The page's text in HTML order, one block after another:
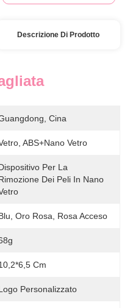
Descrizione Di Prodotto
Cina
ABS+nano Vetro
Per La
Dei Peli In Nano
Oro Rosa, Rosa Acceso
Cm
Personalizzato